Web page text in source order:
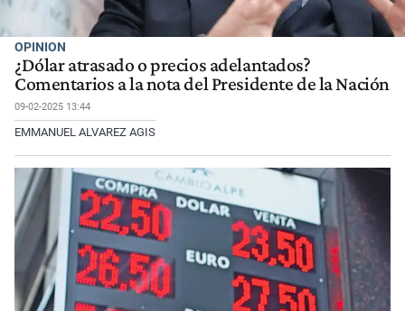
OPINION
¿Dólar atrasado o precios adelantados?
Comentarios a la nota del Presidente de la Nación
09-02-2025 13:44
EMMANUEL ALVAREZ AGIS